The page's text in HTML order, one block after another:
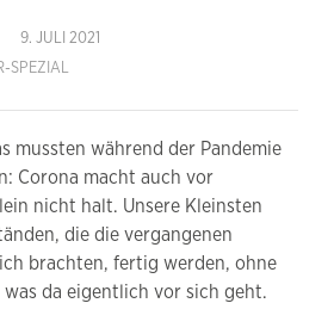
9. JULI 2021
SPEZIAL
mussten während der Pandemie
Corona macht auch vor
nicht halt. Unsere Kleinsten
die die vergangenen
brachten, fertig werden, ohne
da eigentlich vor sich geht.